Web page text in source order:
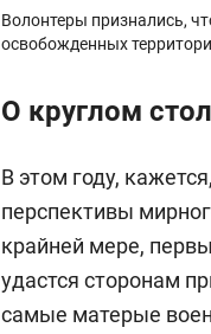
Волонтеры признались,
освобожденных
О круглом
В этом году,
перспективы
крайней мере,
удастся сторонам
самые матерые